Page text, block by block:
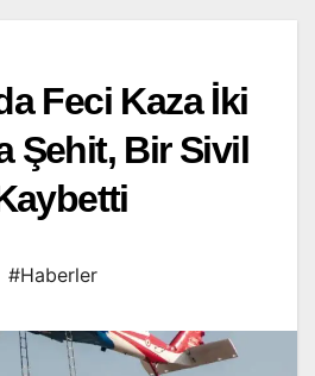
Feci Kaza İki
Şehit, Bir Sivil
#Haberler